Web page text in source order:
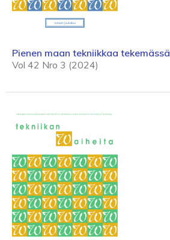
Pienen maan ­tekniikkaa tekemässä
Vol 42 Nro 3 (2024)